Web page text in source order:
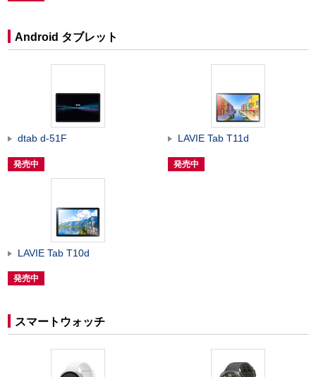
Android タブレット
dtab d-51F
発売中
LAVIE Tab T11d
発売中
LAVIE Tab T10d
発売中
スマートウォッチ